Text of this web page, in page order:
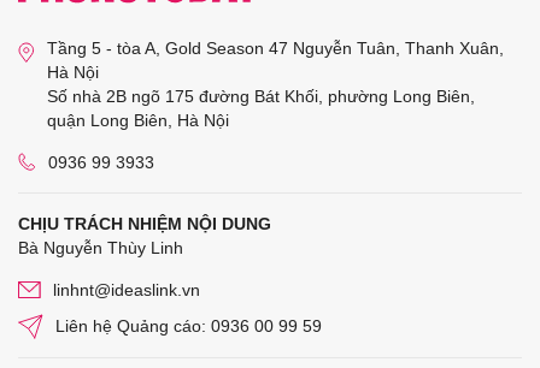
Tầng 5 - tòa A, Gold Season 47 Nguyễn Tuân, Thanh Xuân,
Hà Nội
Số nhà 2B ngõ 175 đường Bát Khối, phường Long Biên,
quận Long Biên, Hà Nội
0936 99 3933
CHỊU TRÁCH NHIỆM NỘI DUNG
Bà Nguyễn Thùy Linh
linhnt@ideaslink.vn
Liên hệ Quảng cáo: 0936 00 99 59